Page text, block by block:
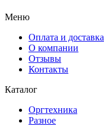
Меню
Оплата и доставка
О компании
Отзывы
Контакты
Каталог
Оргтехника
Разное